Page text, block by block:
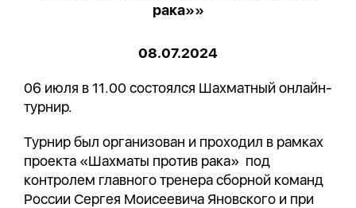
рака»»
08.07.2024
06 июля в 11.00 состоялся Шахматный онлайн-
турнир.
Турнир был организован и проходил в рамках
проекта «Шахматы против рака» под
контролем главного тренера сборной команд
России Сергея Моисеевича Яновского и при